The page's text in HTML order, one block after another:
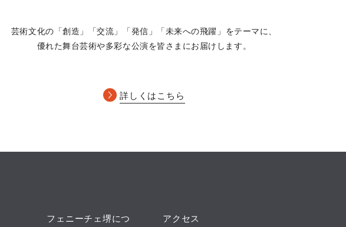
芸術文化の「創造」「交流」「発信」
「未来への飛躍」をテーマに、
優れた舞台芸術や多彩な公演を皆さまにお届けします。
詳しくはこちら
フェニーチェ堺につ
アクセス